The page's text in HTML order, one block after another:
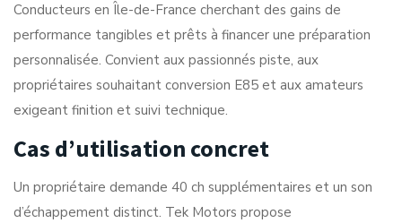
Conducteurs en Île-de-France cherchant des gains de
performance tangibles et prêts à financer une préparation
personnalisée. Convient aux passionnés piste, aux
propriétaires souhaitant conversion E85 et aux amateurs
exigeant finition et suivi technique.
Cas d’utilisation concret
Un propriétaire demande 40 ch supplémentaires et un son
d’échappement distinct. Tek Motors propose